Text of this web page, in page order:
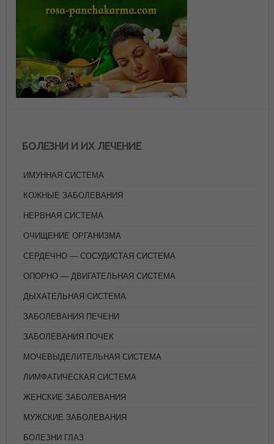
БОЛЕЗНИ И ИХ ЛЕЧЕНИЕ
ИМУННАЯ СИСТЕМА
КОЖНЫЕ ЗАБОЛЕВАНИЯ
НЕРВНАЯ СИСТЕМА
ОЧИЩЕНИЕ ОРГАНИЗМА
СЕРДЕЧНО — СОСУДИСТАЯ СИСТЕМА
ОПОРНО — ДВИГАТЕЛЬНАЯ СИСТЕМА
ДЫХАТЕЛЬНАЯ СИСТЕМА
ЗАБОЛЕВАНИЯ ПЕЧЕНИ
ЗАБОЛЕВАНИЯ ПОЧЕК
МОЧЕВЫДЕЛИТЕЛЬНАЯ СИСТЕМА
ЛИМФАТИЧЕСКАЯ СИСТЕМА
ЖЕНСКИЕ ЗАБОЛЕВАНИЯ
МУЖСКИЕ ЗАБОЛЕВАНИЯ
БОЛЕЗНИ ГЛАЗ